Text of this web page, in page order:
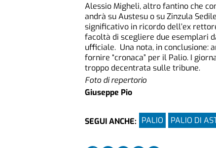
Alessio Migheli, altro fantino che
andrà su Austesu o su Zinzula
significativo in ricordo dell’ex
facoltà di scegliere due esemplari
ufficiale. Una nota, in conclusione:
fornire “cronaca” per il Palio. I
troppo decentrata sulle
Foto di repertorio
Giuseppe Pio
SEGUI ANCHE: PALIO PALIO DI